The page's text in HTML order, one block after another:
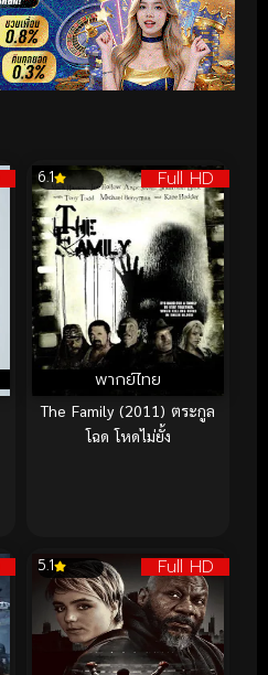
Full HD
พากย์ไทย
6.1
The Family (2011) ตระกูล
โฉด โหดไม่ยั้ง
Full HD
5.1